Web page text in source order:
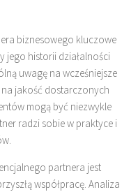
biznesowego kluczowe
jego historii działalności
uwagę na wcześniejsze
jakość dostarczonych
mogą być niezwykle
radzi sobie w praktyce i
partnera jest
współpracę. Analiza